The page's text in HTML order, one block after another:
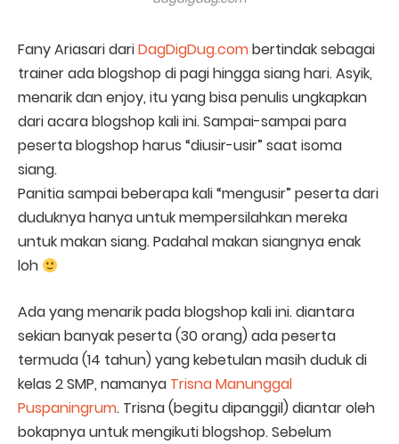
Fany Ariasari dariDagDigDug.combertindak sebagai
trainer ada blogshop di pagi hingga siang hari. Asyik,
menarik dan enjoy, itu yang bisa penulis ungkapkan
dari acara blogshop kali ini. Sampai-sampai para
peserta blogshop harus “diusir-usir” saat isoma
siang.
Panitia sampai beberapa kali “mengusir” peserta dari
duduknya hanya untuk mempersilahkan mereka
untuk makan siang. Padahal makan siangnya enak
loh
Ada yang menarik pada blogshop kali ini. diantara
sekian banyak peserta (30 orang) ada peserta
termuda (14 tahun) yang kebetulan masih duduk di
kelas 2 SMP, namanya Trisna Manunggal
Puspaningrum. Trisna (begitu dipanggil) diantar oleh
bokapnya untuk mengikuti blogshop. Sebelum